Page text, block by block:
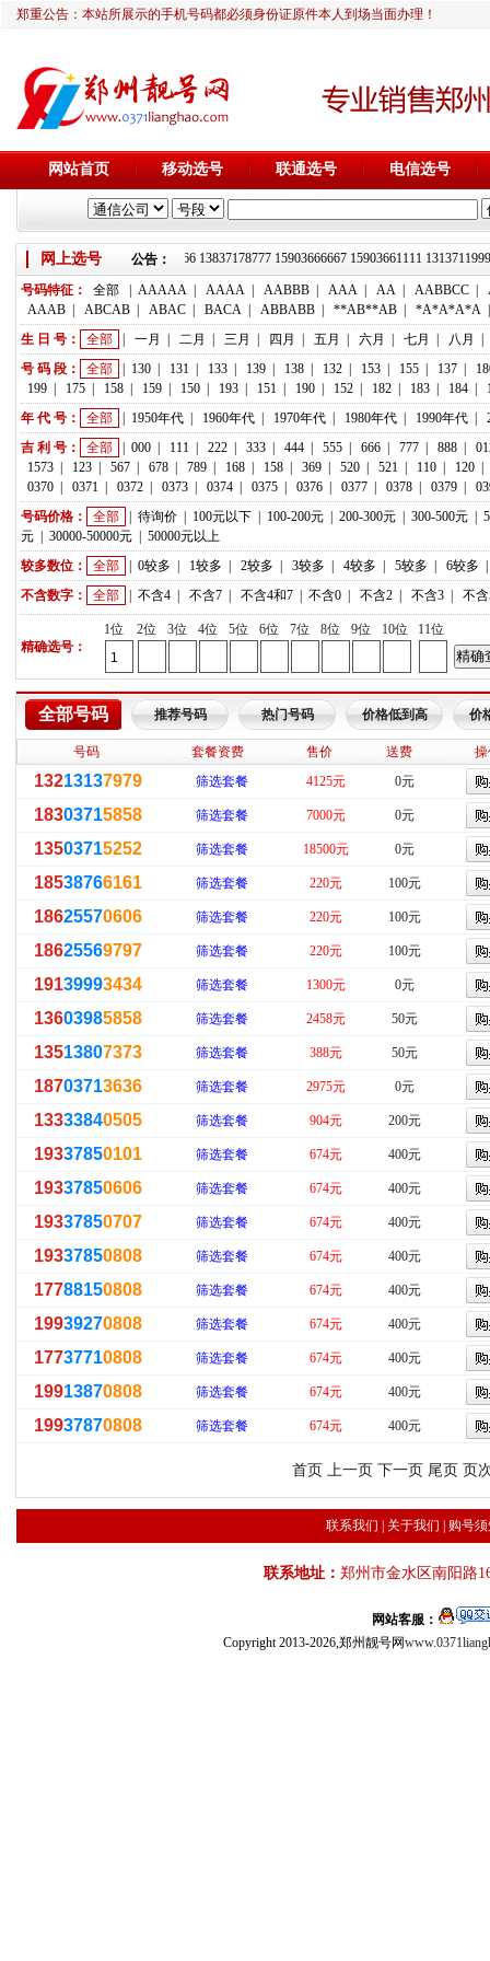
郑重公告：本站所展示的手机号码都必须身份证原件本人到场当面办理！
网站首页 移动选号 联通选号 电信选号
网上选号 公告：
靓号推荐：18236933666 13837178777 15903666667 15903661111
号码特征： 全部 AAAAA AAAA AABBB AAA AA AABBCC
AAAB
ABCAB ABAC BACA ABBABB **AB**AB *A*A*A*A
生 日 号：
全部 一月 二月 三月 四月 五月 六月 七月 八月
号 码 段：
全部 130 131 133 139 138 132 153 155 137
199
175 158 159 150 193 151 190 152 182 183 184
年 代 号：
全部 1950年代 1960年代 1970年代 1980年代 1990年代
吉 利 号：
全部 000 111 222 333 444 555 666 777 888
1573
123 567 678 789 168 158 369 520 521 110 120
0370
0371 0372 0373 0374 0375 0376 0377 0378 0379
号码价格：
全部 待询价 100元以下 100-200元 200-300元 300-500元
元
30000-50000元
50000元以上
较多数位：
全部 0较多 1较多 2较多 3较多 4较多 5较多 6较多
不含数字：
全部 不含4 不含7 不含4和7 不含0 不含2 不含3 不
精确选号：
1位 2位 3位 4位 5位 6位 7位 8位 9位 10位 11位
全部号码 推荐号码 热门号码 价格低到高 价
号码 套餐资费 售价 送费
13213137979 筛选套餐 4125元 0元
18303715858 筛选套餐 7000元 0元
13503715252 筛选套餐 18500元 0元
18538766161 筛选套餐 220元 100元
18625570606 筛选套餐 220元 100元
18625569797 筛选套餐 220元 100元
19139993434 筛选套餐 1300元 0元
13603985858 筛选套餐 2458元 50元
13513807373 筛选套餐 388元 50元
18703713636 筛选套餐 2975元 0元
13333840505 筛选套餐 904元 200元
19337850101 筛选套餐 674元 400元
19337850606 筛选套餐 674元 400元
19337850707 筛选套餐 674元 400元
19337850808 筛选套餐 674元 400元
17788150808 筛选套餐 674元 400元
19939270808 筛选套餐 674元 400元
17737710808 筛选套餐 674元 400元
19913870808 筛选套餐 674元 400元
19937870808 筛选套餐 674元 400元
首页 上一页 下一页 尾页页
联系我们 关于我们 购号
联系地址： 郑州市金水区南阳路
网站客服：
Copyright 2013-2026,郑州靓号网